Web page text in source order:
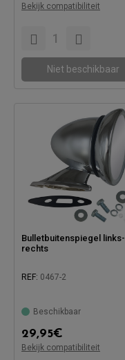
Bekijk compatibiliteit
Niet beschikbaar
Bulletbuitenspiegel links-
rechts
REF: 0467-2
Beschikbaar
29,95€
Bekijk compatibiliteit
Compatibel met: